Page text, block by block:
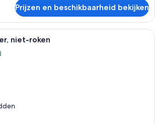
Prijzen en beschikbaarheid bekijken
Een hotelkamer met twee bedden,
niet-roken